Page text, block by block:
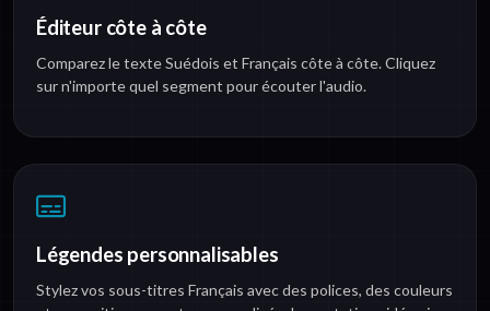
Éditeur côte à côte
Comparez le texte Suédois et Français côte à côte. Cliquez
sur n'importe quel segment pour écouter l'audio.
Légendes personnalisables
Stylez vos sous-titres Français avec des polices, des couleurs